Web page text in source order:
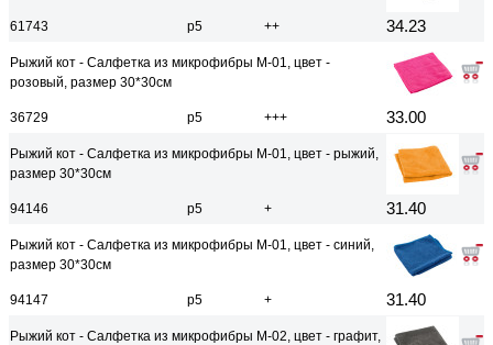
61743 р5 ++ 34.23
Рыжий кот - Салфетка из микрофибры M-01, цвет -
розовый, размер 30*30см
36729 р5 +++ 33.00
Рыжий кот - Салфетка из микрофибры M-01, цвет - рыжий,
размер 30*30см
94146 р5 + 31.40
Рыжий кот - Салфетка из микрофибры M-01, цвет - синий,
размер 30*30см
94147 р5 + 31.40
Рыжий кот - Салфетка из микрофибры M-02, цвет - графит,